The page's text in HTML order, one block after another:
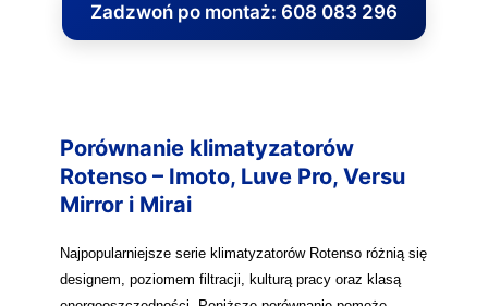
Zadzwoń po montaż: 608 083 296
Porównanie klimatyzatorów
Rotenso – Imoto, Luve Pro, Versu
Mirror i Mirai
Najpopularniejsze serie klimatyzatorów Rotenso różnią się
designem, poziomem filtracji, kulturą pracy oraz klasą